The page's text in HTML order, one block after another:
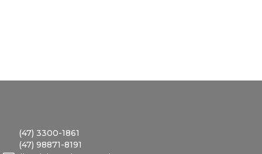
(47) 3300-1861
(47) 98871-8191